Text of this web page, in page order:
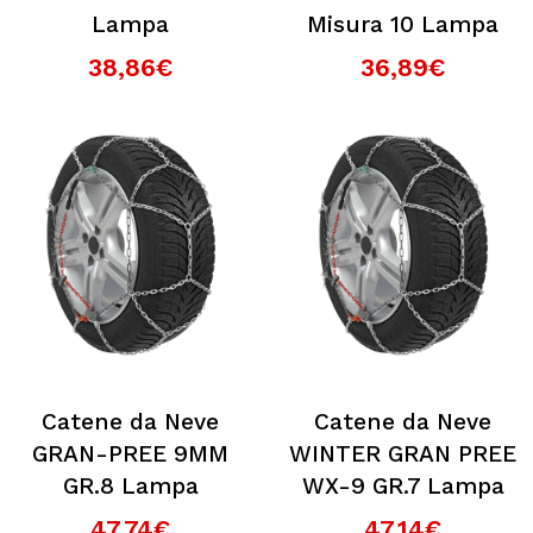
185/50-1515
195/45-1515
205/45-1515
205/50-1515
215/45-1515
225/40-1515
225/45-1515
135/55-1616
155/55-1616
175/50-1616
185/50-1616
195/40-1616
Lampa
38,86€
Misura 10 Lampa
36,89€
Catene da Neve
GRAN-PREE 9MM
GR.8 Lampa
Catene da Neve
WINTER GRAN PREE
WX-9 GR.7 Lampa